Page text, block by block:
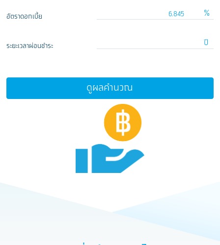
อัตราดอกเบี้ย %
ระยะเวลาผ่อนชำระ ปี
ดูผลคำนวณ